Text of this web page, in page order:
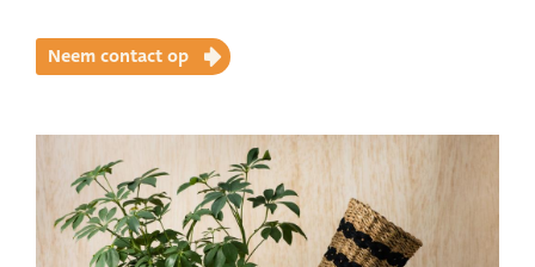
Neem contact op